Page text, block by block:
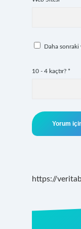
Daha sonraki
10 - 4 kaçtır? *
https://